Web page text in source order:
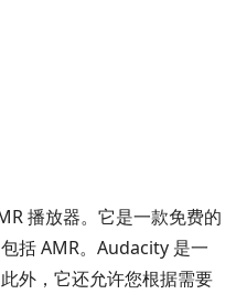
播放器。它是一款免费的
括 AMR。Audacity 是一
外，它还允许您根据需要